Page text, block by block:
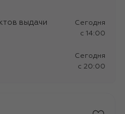
выдачи
Сегодня
c 14:00
Сегодня
c 20:00